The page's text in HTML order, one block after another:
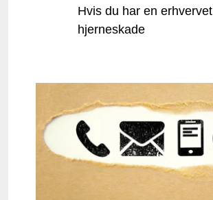
Hvis du har en erhvervet
hjerneskade